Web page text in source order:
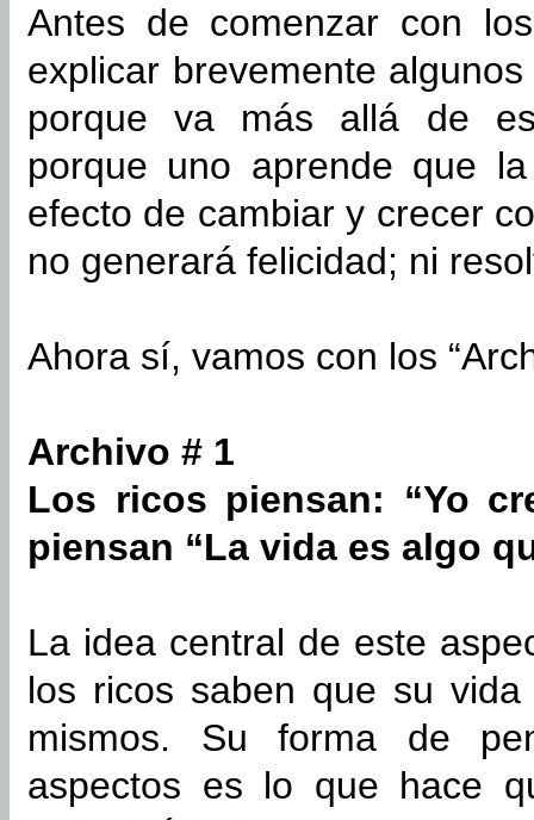
Antes de comenzar con
explicar brevemente
porque va más allá de
porque uno aprende que
efecto de cambiar y crecer
no generará felicidad; ni
Ahora sí, vamos con los
Archivo # 1
Los ricos piensan: “Yo
piensan “La vida es algo
La idea central de este
los ricos saben que su
mismos. Su forma de
aspectos es lo que hace